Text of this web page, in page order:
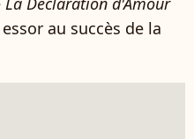
au succès de la